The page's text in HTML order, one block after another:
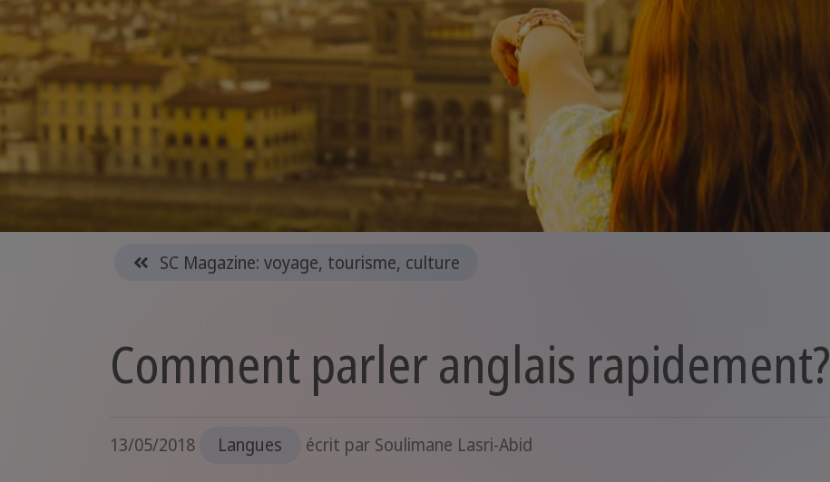
SC Magazine: voyage, tourisme, culture
Comment parler anglais rapidement?
13/05/2018 Langues écrit par Soulimane Lasri-Abid